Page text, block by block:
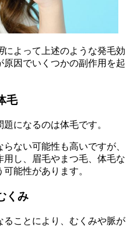
によって上述のような発毛効
因でいくつかの副作用を起
毛
になるのは体毛です。
ない可能性も高いですが、
用し、眉毛やまつ毛、体毛な
能性があります。
くみ
ことにより、むくみや脈が